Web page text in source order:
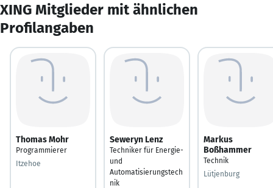
XING Mitglieder mit ähnlichen
Profilangaben
Thomas Mohr
Programmierer
Itzehoe
Seweryn Lenz
Techniker für Energie-
und
Automatisierungstech
nik
Markus
Boßhammer
Technik
Lütjenburg